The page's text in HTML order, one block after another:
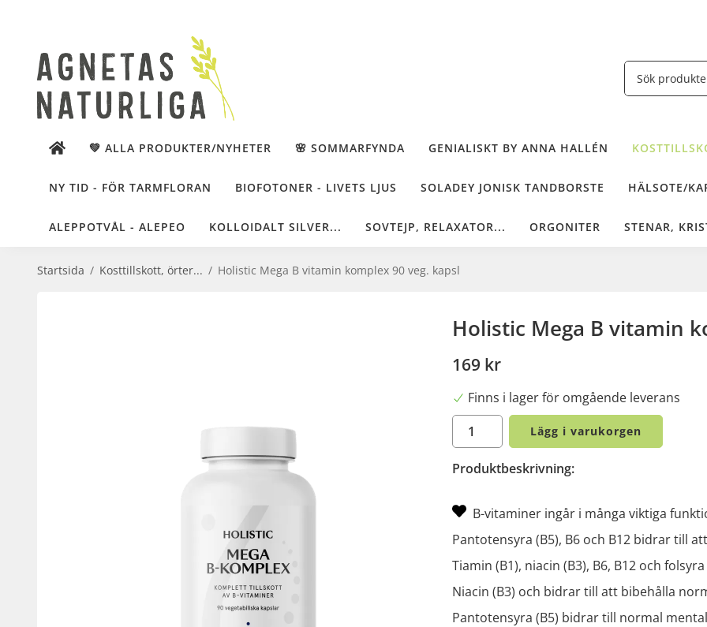
💚 ALLA PRODUKTER/NYHETER 🌸 SOMMARFYNDA GENIALISKT BY ANNA HALLÉN
NY TID - FÖR TARMFLORAN BIOFOTONER - LIVETS LJUS SOLADEY JONISK TANDBORSTE HÄLSOTE/
ALEPPOTVÅL - ALEPEO KOLLOIDALT SILVER... SOVTEJP, RELAXATOR... ORGONITER STENAR,
Startsida / Kosttillskott, örter... / Holistic Mega B vitamin komplex 90 veg. kapsl
Holistic Mega B vitamin
169 kr
Finns i lager för omgående leverans
Lägg i varukorgen
Produktbeskrivning:
B-vitaminer ingår i många viktiga
Pantotensyra (B5), B6 och B12 bidrar till
Tiamin (B1), niacin (B3), B6, B12 och
Niacin (B3) och bidrar till att bibehålla
Pantotensyra (B5) bidrar till normal